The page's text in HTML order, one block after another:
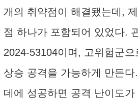
개의 취약점이 해결됐는데,
점 하나가 포함되어 있었다.
2024-53104이며, 고위험군
상승 공격을 가능하게 만든
데에 성공하면 공격 난이도